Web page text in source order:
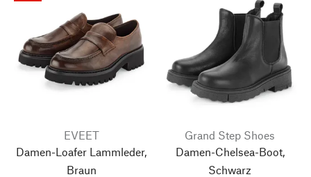
EVEET
Damen-Loafer Lammleder,
Braun
Grand Step Shoes
Damen-Chelsea-Boot,
Schwarz